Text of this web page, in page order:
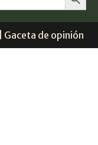
de opinión